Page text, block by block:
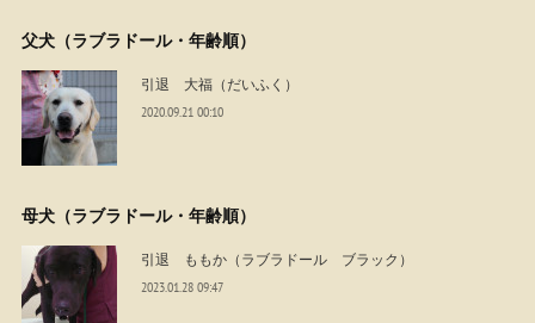
父犬（ラブラドール・年齢順）
引退 大福（だいふく）
2020.09.21 00:10
母犬（ラブラドール・年齢順）
引退 ももか（ラブラドール ブラック）
2023.01.28 09:47